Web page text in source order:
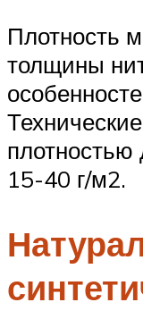
Плотность
толщины
15-40 г/м2.